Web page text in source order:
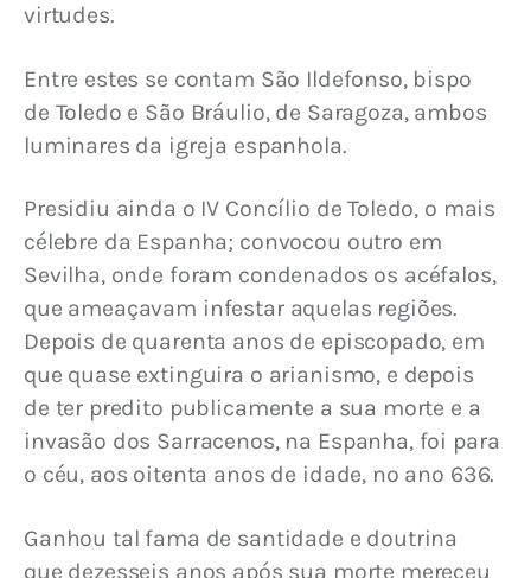
virtudes.
Entre estes se contam São Ildefonso, bispo
de Toledo e São Bráulio, de Saragoza, ambos
luminares da igreja espanhola.
Presidiu ainda o IV Concílio de Toledo, o mais
célebre da Espanha; convocou outro em
Sevilha, onde foram condenados os acéfalos,
que ameaçavam infestar aquelas regiões.
Depois de quarenta anos de episcopado, em
que quase extinguira o arianismo, e depois
de ter predito publicamente a sua morte e a
invasão dos Sarracenos, na Espanha, foi para
o céu, aos oitenta anos de idade, no ano 636.
Ganhou tal fama de santidade e doutrina
que dezesseis anos após sua morte mereceu